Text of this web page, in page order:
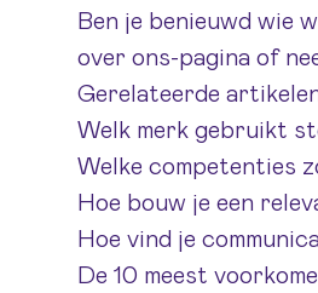
Ben je benieuwd wie
over ons-pagina of
Gerelateerde
Welk merk gebruikt
Welke competenties
Hoe bouw je een
Hoe vind je
De 10 meest